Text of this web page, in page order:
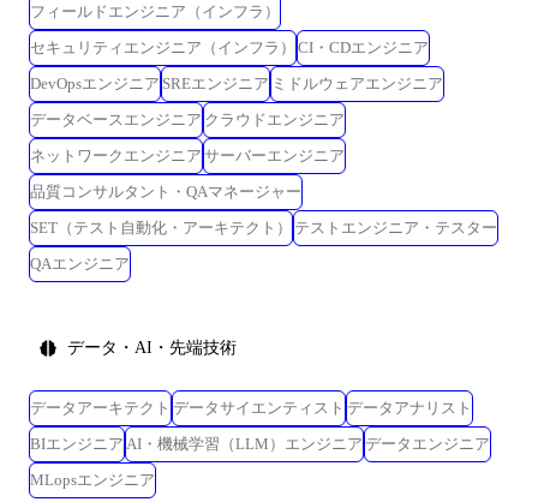
フィールドエンジニア（インフラ）
セキュリティエンジニア（インフラ）
CI・CDエンジニア
DevOpsエンジニア SREエンジニア ミドルウェアエンジニア
データベースエンジニア クラウドエンジニア
ネットワークエンジニア サーバーエンジニア
品質コンサルタント・QAマネージャー
SET（テスト自動化・アーキテクト）
テストエンジニア・テスター
QAエンジニア
データ・AI・先端技術
データアーキテクト データサイエンティスト データアナリスト
BIエンジニア AI・機械学習（LLM）エンジニア データエンジニア
MLopsエンジニア